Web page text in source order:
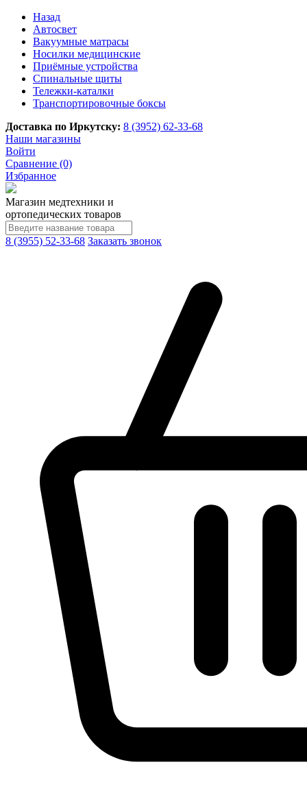
Назад
Автосвет
Вакуумные матрасы
Носилки медицинские
Приёмные устройства
Спинальные щиты
Тележки-каталки
Транспортировочные боксы
Доставка по Иркутску: 8 (3952) 62-33-68
Наши магазины
Войти
Сравнение (0)
Избранное
Магазин медтехники и
ортопедических товаров
8 (3955) 52-33-68 Заказать звонок